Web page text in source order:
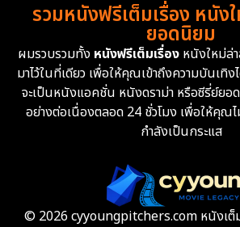
Family ครอบครัว
Fantasy จินตนาการ
Fiction
รวมหนังฟรีเต็มเรื่อง หนัง
ยอดนิยม
ผมรวบรวมทั้ง หนังฟรีเต็มเรื่อง หนังใหม่ล่
มาไว้ในที่เดียว เพื่อให้คุณเข้าถึงความบันเทิงไ
จะเป็นหนังแอคชั่น หนังดราม่า หรือซีรี่ย์ยอ
อย่างต่อเนื่องตลอด 24 ชั่วโมง เพื่อให้คุณ
กำลังเป็นกระแส
© 2026 cyyoungpitchers.com หนังเต็